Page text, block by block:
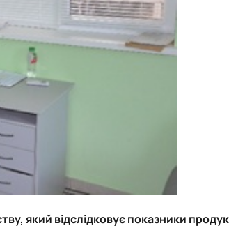
який відслідковує показники